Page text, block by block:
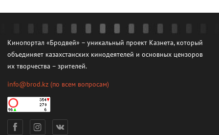
Кинопортал «Бродвей» – уникальный проект Казнета, который
объединяет казахстанских кинодеятелей и основных цензоров
их творчества – зрителей.
info@brod.kz (по всем вопросам)